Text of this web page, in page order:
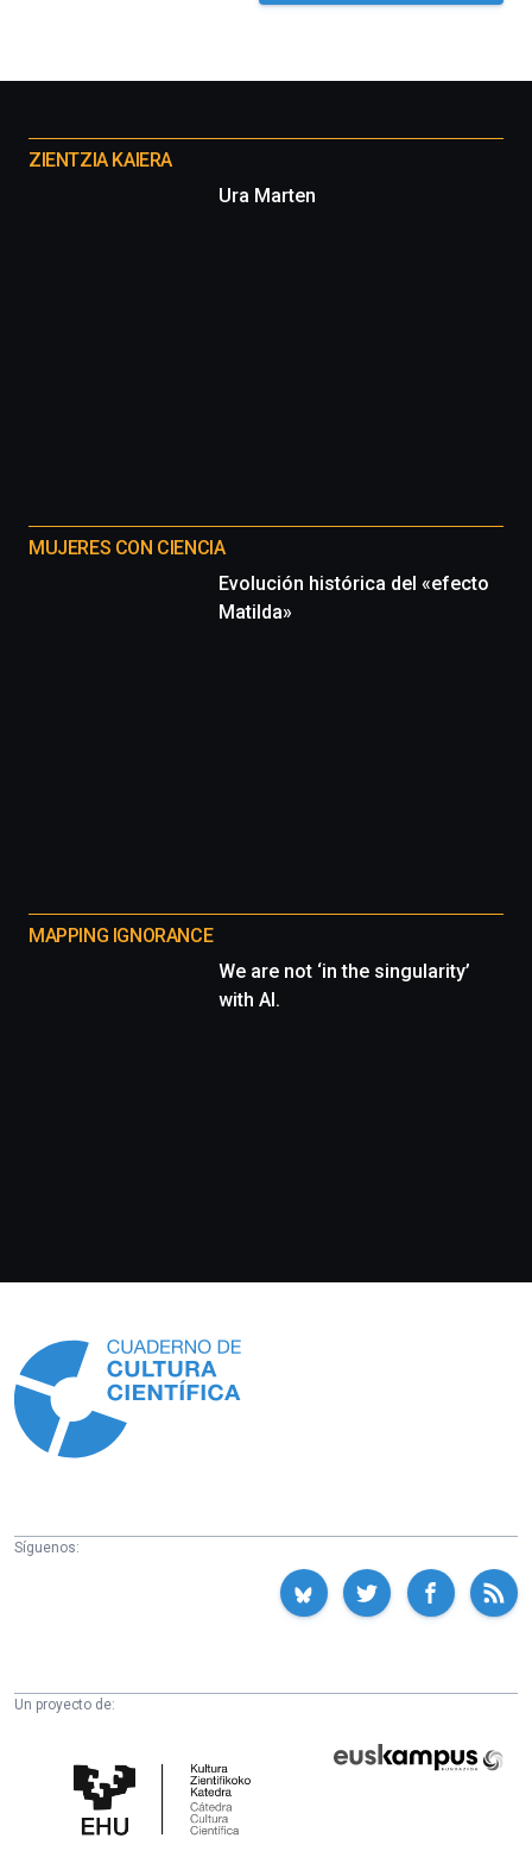
proyectos
ZIENTZIA KAIERA
Ura Marten
MUJERES CON CIENCIA
Evolución histórica del «efecto
Matilda»
MAPPING IGNORANCE
We are not ‘in the singularity’
with AI.
Síguenos:
Un proyecto de:
Cultura
Científica
Fundazioa